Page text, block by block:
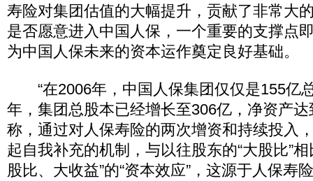
寿险对集团估值的大幅提升，贡献了非常大
是否愿意进入中国人保，一个重要的支撑点
为中国人保未来的资本运作奠定良好基础。
“在2006年，中国人保集团仅仅是155亿
年，集团总股本已经增长至306亿，净资产达
称，通过对人保寿险的两次增资和持续投入
起自我补充的机制，与以往股东的“大股比”
股比、大收益”的“资本效应”，这源于人保寿